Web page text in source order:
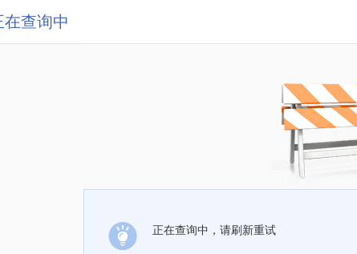
在查询中
正在查询中，请刷新重试